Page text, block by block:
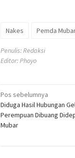
Nakes Pemda
Penulis: Redaksi
Editor: Phoyo
Navigasi
pos
Pos sebelumnya
Diduga Hasil Hubungan
Perempuan Dibuang
Mubar